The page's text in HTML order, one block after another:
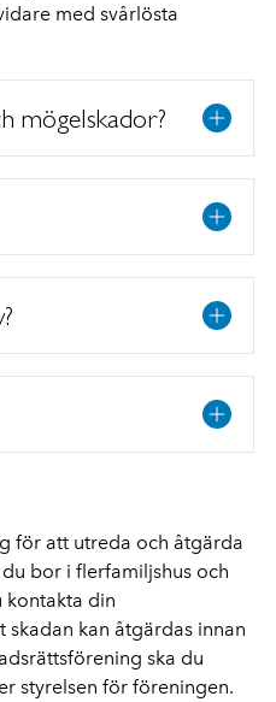
med svårlösta
mögelskador?
för att utreda och åtgärda
bor i flerfamiljshus och
kontakta din
skadan kan åtgärdas innan
ska du
styrelsen för föreningen.